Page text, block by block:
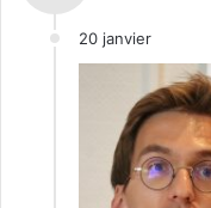
20 janvier